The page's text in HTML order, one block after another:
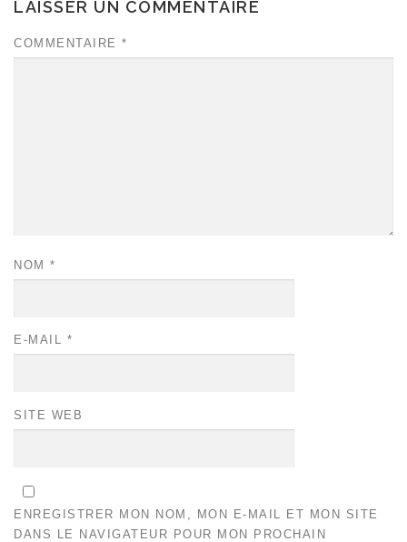
LAISSER UN COMMENTAIRE
COMMENTAIRE *
NOM *
E-MAIL *
SITE WEB
ENREGISTRER MON NOM, MON E-MAIL ET MON SITE
DANS LE NAVIGATEUR POUR MON PROCHAIN